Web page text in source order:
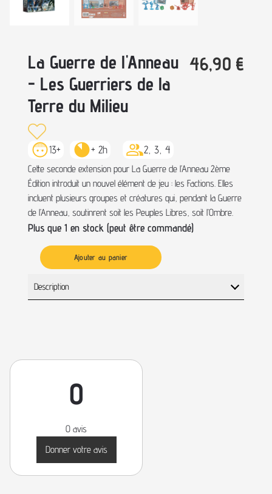
La Guerre de l'Anneau
- Les Guerriers de la
Terre du Milieu
46,90 €
13+ + 2h 2, 3, 4
Cette seconde extension pour La Guerre de l’Anneau 2ème
Édition introduit un nouvel élément de jeu : les Factions. Elles
incluent plusieurs groupes et créatures qui, pendant la Guerre
de l’Anneau, soutinrent soit les Peuples Libres, soit l’Ombre.
Plus que 1 en stock (peut être commandé)
Ajouter au panier
Description
0
0 avis
Donner votre avis